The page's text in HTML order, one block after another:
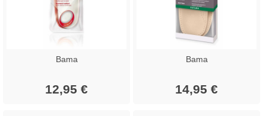
Bama
12,95 €
Bama
14,95 €